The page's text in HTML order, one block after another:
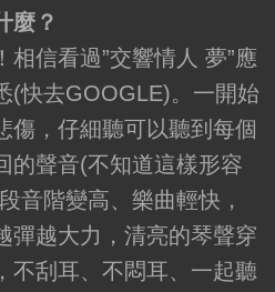
麼？
相信看過”交響情人 夢”應
(快去GOOGLE)。一開始
傷，仔細聽可以聽到每個
的聲音(不知道這樣形容
音階變高、樂曲輕快，
彈越大力，清亮的琴聲穿
不刮耳、不悶耳、一起聽